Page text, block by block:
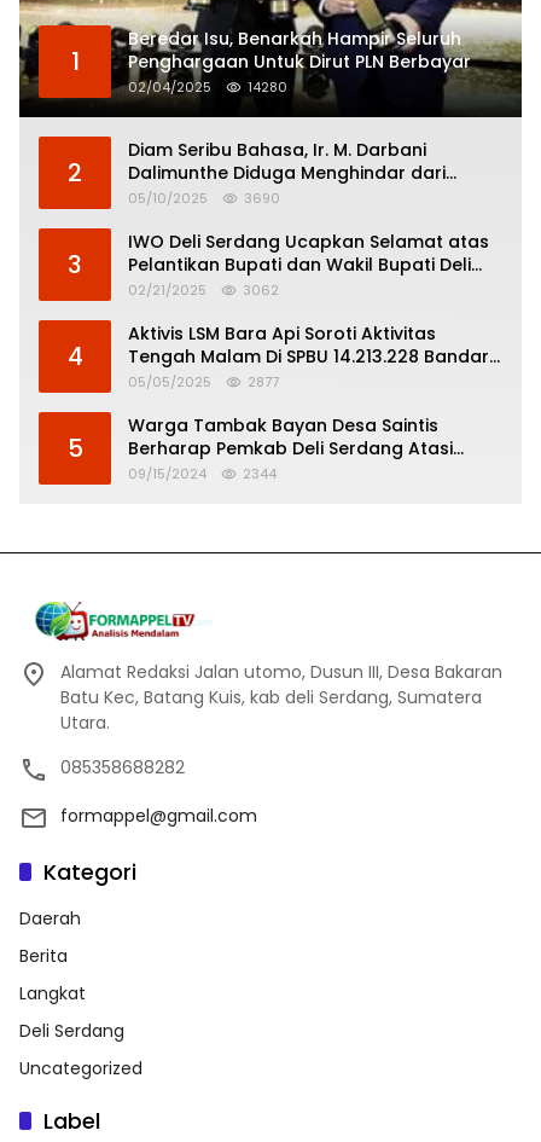
1
Beredar Isu, Benarkah Hampir Seluruh
Penghargaan Untuk Dirut PLN Berbayar
02/04/2025 14280
2
Diam Seribu Bahasa, Ir. M. Darbani
Dalimunthe Diduga Menghindar dari
Pertanggungjawaban Politik
05/10/2025 3690
3
IWO Deli Serdang Ucapkan Selamat atas
Pelantikan Bupati dan Wakil Bupati Deli
Serdang
02/21/2025 3062
4
Aktivis LSM Bara Api Soroti Aktivitas
Tengah Malam Di SPBU 14.213.228 Bandar
Tinggi
05/05/2025 2877
5
Warga Tambak Bayan Desa Saintis
Berharap Pemkab Deli Serdang Atasi
Banjir
09/15/2024 2344
Alamat Redaksi Jalan utomo, Dusun III, Desa Bakaran
Batu Kec, Batang Kuis, kab deli Serdang, Sumatera
Utara.
085358688282
formappel@gmail.com
Kategori
Daerah
Berita
Langkat
Deli Serdang
Uncategorized
Label